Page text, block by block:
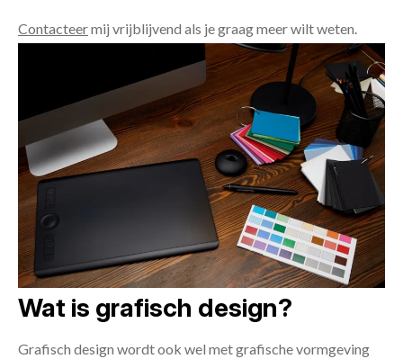
Contacteermij vrijblijvend als je graag meer wilt weten.
Wat is grafisch design?
Grafisch design wordt ook wel met grafische vormgeving